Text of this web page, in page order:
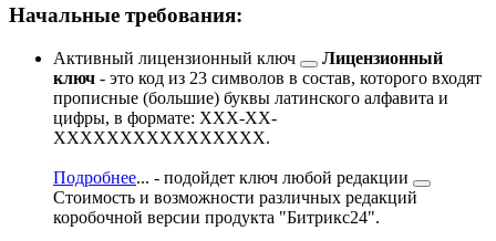
Начальные требования:
Активный лицензионный ключ
Лицензионный
ключ - это код из 23 символов в состав, которого входят
прописные (большие) буквы латинского алфавита и
цифры, в формате: XXX-XX-
XXXXXXXXXXXXXXXX.
Подробнее... - подойдет ключ любой редакции
Стоимость и возможности различных редакций
коробочной версии продукта "Битрикс24".